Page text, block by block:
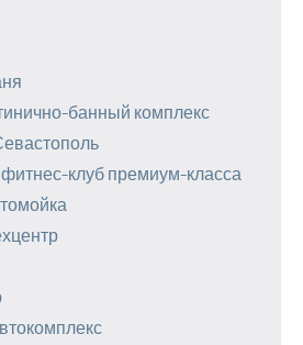
банный комплекс
клуб премиум-класса